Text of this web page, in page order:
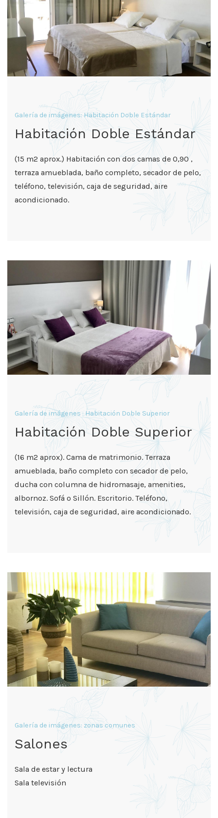
Galería de imágenes: Habitación Doble Estándar
Habitación Doble Estándar
(15 m2 aprox.) Habitación con dos camas de 0,90 ,
terraza amueblada, baño completo, secador de pelo,
teléfono, televisión, caja de seguridad, aire
acondicionado.
Galería de imágenes : Habitación Doble Superior
Habitación Doble Superior
(16 m2 aprox). Cama de matrimonio. Terraza
amueblada, baño completo con secador de pelo,
ducha con columna de hidromasaje, amenities,
albornoz. Sofá o Sillón. Escritorio. Teléfono,
televisión, caja de seguridad, aire acondicionado.
Galería de imágenes: zonas comunes
Salones
Sala de estar y lectura
Sala televisión